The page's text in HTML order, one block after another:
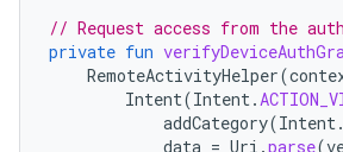
// Request access from the
private fun
RemoteActivityHelper(
Intent(Intent.
addCategory(Intent.
data = Uri .parse(